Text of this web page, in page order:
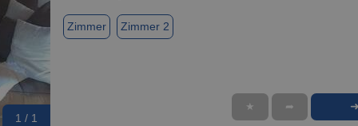
1 / 1
Zimmer Zimmer 2
★ ➦ ➜